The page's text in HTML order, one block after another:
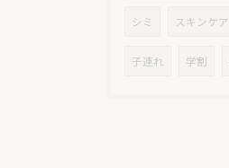
シミ スキンケア
子連れ 学割